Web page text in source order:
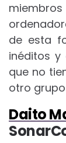
de esta
inéditos y
que no
otro
Daito